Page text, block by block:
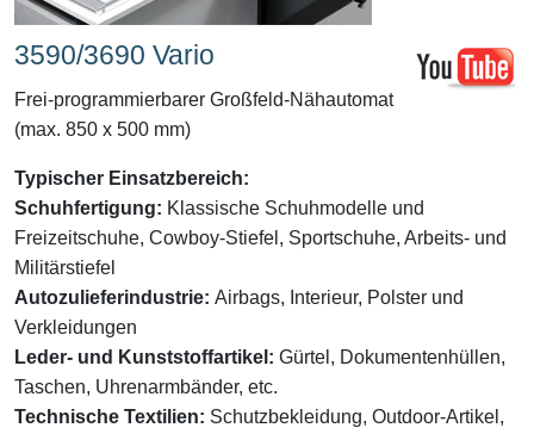
3590/3690 Vario
Frei-programmierbarer Großfeld-Nähautomat
(max. 850 x 500 mm)
Typischer Einsatzbereich:
Schuhfertigung: Klassische Schuhmodelle und
Freizeitschuhe, Cowboy-Stiefel, Sportschuhe, Arbeits- und
Militärstiefel
Autozulieferindustrie: Airbags, Interieur, Polster und
Verkleidungen
Leder- und Kunststoffartikel: Gürtel, Dokumentenhüllen,
Taschen, Uhrenarmbänder, etc.
Technische Textilien: Schutzbekleidung, Outdoor-Artikel,